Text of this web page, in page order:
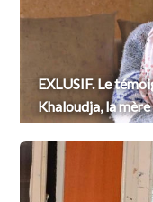
EXLUSIF. Le
Khaloudja, la